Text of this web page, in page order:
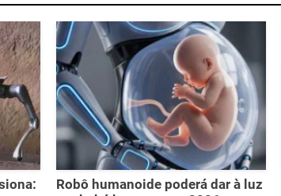
Robô humanoide poderá dar à luz